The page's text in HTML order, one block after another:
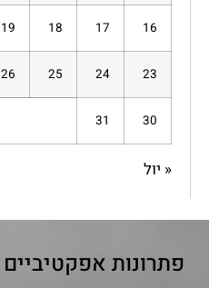
16
17
18
19
23
24
25
26
30
31
« יול
פתרונות אפקטיביים